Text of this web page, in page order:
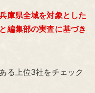
庫県全域を対象とした
編集部の実査に基づき
る上位3社をチェック